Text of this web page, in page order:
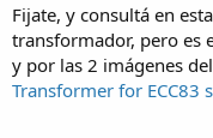
Fijate, y consultá en
transformador, pero es
y por las 2 imágenes
Transformer for ECC83